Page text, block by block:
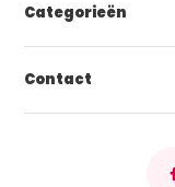
Categorieën
Contact